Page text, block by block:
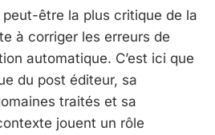
être la plus critique de la
à corriger les erreurs de
automatique. C’est ici que
du post éditeur, sa
traités et sa
jouent un rôle